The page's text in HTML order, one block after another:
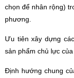
chọn để nhân rộng)
phương.
Ưu tiên xây dựng
sản phẩm chủ lực
Định hướng chung